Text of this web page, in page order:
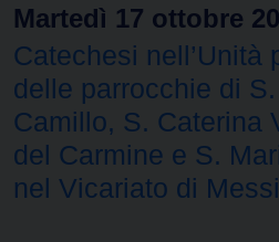
Martedì 17 ottobre
Catechesi nell’Unità
delle parrocchie di
Camillo, S. Caterina
del Carmine e S.
nel Vicariato di